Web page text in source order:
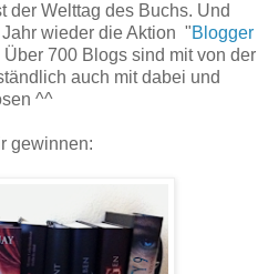
der Welttag des Buchs. Und
wieder die Aktion "Blogger
Über 700 Blogs sind mit von der
auch mit dabei und
^^
gewinnen: